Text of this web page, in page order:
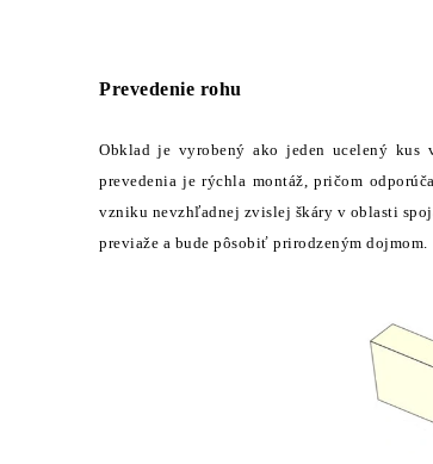
Prevedenie rohu
Obklad je vyrobený ako jeden ucelený kus
prevedenia je rýchla montáž, pričom
vzniku nevzhľadnej zvislej škáry v oblasti
previaže a bude pôsobiť prirodzeným dojmom.